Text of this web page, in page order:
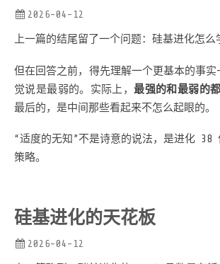
2026-04-12
上一篇的结尾留了一个问题：硅基进化怎么
但在回答之前，得先理解一个更基本的事实
觉说是最弱的。实际上，最强的和最弱的
最后的，是中间那些看起来不怎么起眼的。
“适度的无知”不是诗意的说法，是进化 38
策略。
硅基进化的天花板
2026-04-12